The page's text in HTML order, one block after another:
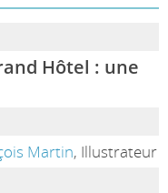
Hôtel : une
Martin, Illustrateur